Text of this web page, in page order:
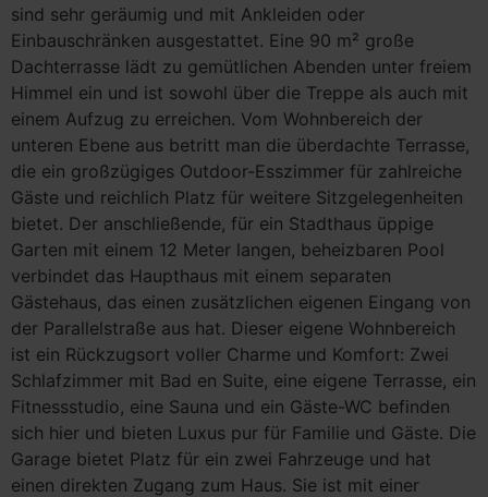
sind sehr geräumig und mit Ankleiden oder
Einbauschränken ausgestattet. Eine 90 m² große
Dachterrasse lädt zu gemütlichen Abenden unter freiem
Himmel ein und ist sowohl über die Treppe als auch mit
einem Aufzug zu erreichen. Vom Wohnbereich der
unteren Ebene aus betritt man die überdachte Terrasse,
die ein großzügiges Outdoor-Esszimmer für zahlreiche
Gäste und reichlich Platz für weitere Sitzgelegenheiten
bietet. Der anschließende, für ein Stadthaus üppige
Garten mit einem 12 Meter langen, beheizbaren Pool
verbindet das Haupthaus mit einem separaten
Gästehaus, das einen zusätzlichen eigenen Eingang von
der Parallelstraße aus hat. Dieser eigene Wohnbereich
ist ein Rückzugsort voller Charme und Komfort: Zwei
Schlafzimmer mit Bad en Suite, eine eigene Terrasse, ein
Fitnessstudio, eine Sauna und ein Gäste-WC befinden
sich hier und bieten Luxus pur für Familie und Gäste. Die
Garage bietet Platz für ein zwei Fahrzeuge und hat
einen direkten Zugang zum Haus. Sie ist mit einer